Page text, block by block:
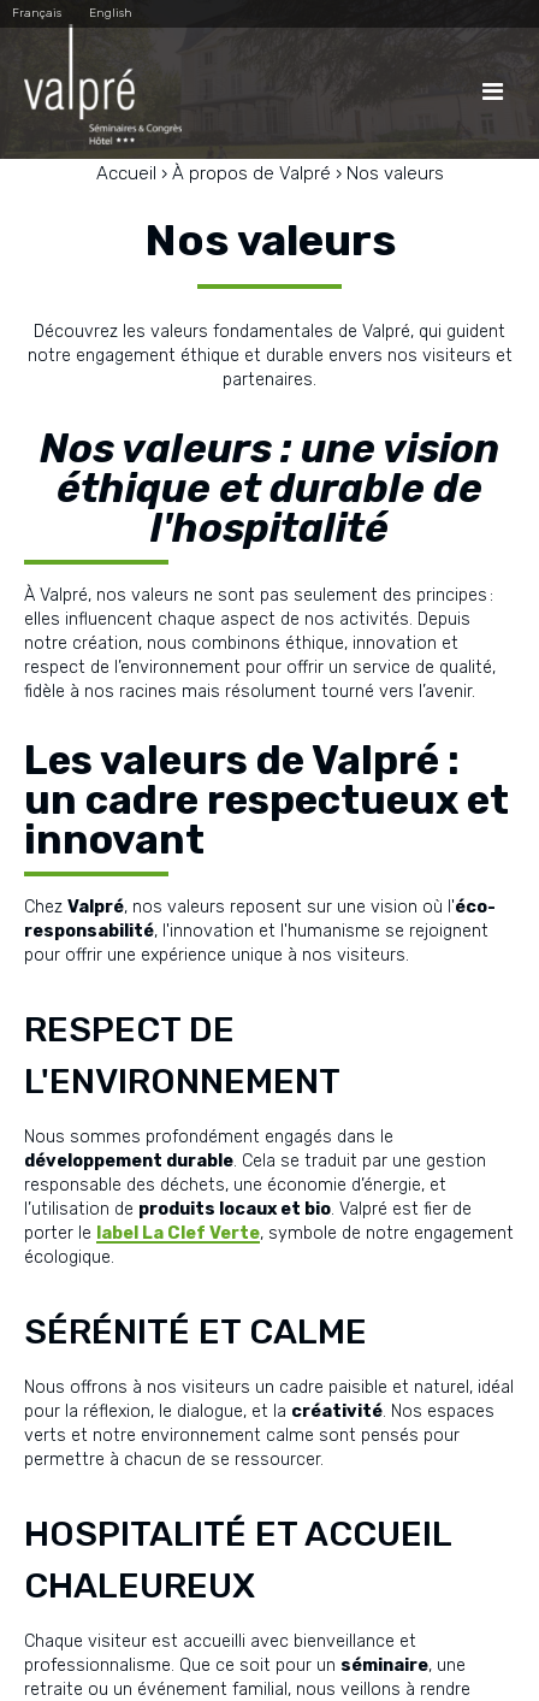
Aller
au
navigation
Outils
personnels
Français English

Accueil › À propos de Valpré › Nos valeurs
Nos valeurs
Découvrez les valeurs fondamentales de Valpré, qui guident
notre engagement éthique et durable envers nos visiteurs et
partenaires.
Nos valeurs : une vision
éthique et durable de
l'hospitalité
À Valpré, nos valeurs ne sont pas seulement des principes :
elles influencent chaque aspect de nos activités. Depuis
notre création, nous combinons éthique, innovation et
respect de l’environnement pour offrir un service de qualité,
fidèle à nos racines mais résolument tourné vers l’avenir.
Les valeurs de Valpré :
un cadre respectueux et
innovant
Chez Valpré, nos valeurs reposent sur une vision où l'éco-
responsabilité, l'innovation et l'humanisme se rejoignent
pour offrir une expérience unique à nos visiteurs.
RESPECT DE
L'ENVIRONNEMENT
Nous sommes profondément engagés dans le
développement durable. Cela se traduit par une gestion
responsable des déchets, une économie d’énergie, et
l’utilisation de produits locaux et bio. Valpré est fier de
porter le label La Clef Verte, symbole de notre engagement
écologique.
SÉRÉNITÉ ET CALME
Nous offrons à nos visiteurs un cadre paisible et naturel, idéal
pour la réflexion, le dialogue, et la créativité. Nos espaces
verts et notre environnement calme sont pensés pour
permettre à chacun de se ressourcer.
HOSPITALITÉ ET ACCUEIL
CHALEUREUX
Chaque visiteur est accueilli avec bienveillance et
professionnalisme. Que ce soit pour un séminaire, une
retraite ou un événement familial, nous veillons à rendre